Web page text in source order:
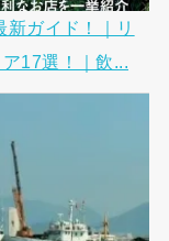
新ガイド！｜リ
17選！｜飲...